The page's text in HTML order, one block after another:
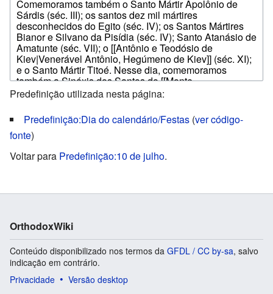
Predefinição utilizada nesta página:
Predefinição:Dia do calendário/Festas (ver código-
fonte)
Voltar para Predefinição:10 de julho.
OrthodoxWiki
Conteúdo disponibilizado nos termos da GFDL / CC by-sa, salvo
indicação em contrário.
Privacidade
Versão desktop